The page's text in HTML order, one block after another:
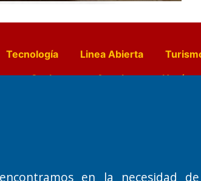
Tecnología Linea Abierta
Suplementos Anuales
Legal: José Ingenieros 855,
Director General
en la necesidad de